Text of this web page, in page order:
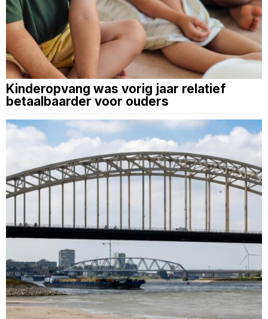
Kinderopvang was vorig jaar relatief
betaalbaarder voor ouders